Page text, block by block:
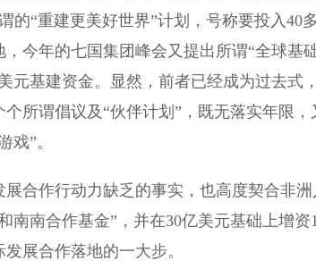
的“重建更美好世界”计划，号称要投入40
今年的七国集团峰会又提出所谓“全球基
元基建资金。显然，前者已经成为过去式
所谓倡议及“伙伴计划”，既无落实年限，
戏”。
合作行动力缺乏的事实，也高度契合非洲
南南合作基金”，并在30亿美元基础上增资
展合作落地的一大步。